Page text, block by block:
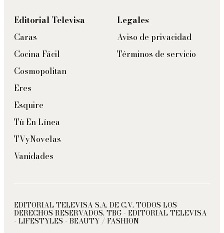
Editorial Televisa
Caras
Cocina Fácil
Cosmopolitan
Eres
Esquire
Tú En Línea
TVyNovelas
Vanidades
Legales
Aviso de privacidad
Términos de servicio
EDITORIAL TELEVISA S.A. DE C.V. TODOS LOS
DERECHOS RESERVADOS. TBG - EDITORIAL TELEVISA
- LIFESTYLES - BEAUTY / FASHION